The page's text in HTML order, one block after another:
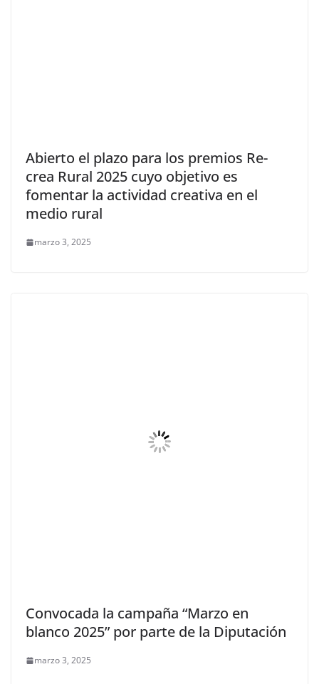
Abierto el plazo para los premios Re-
crea Rural 2025 cuyo objetivo es
fomentar la actividad creativa en el
medio rural
marzo 3, 2025
Convocada la campaña “Marzo en
blanco 2025” por parte de la Diputación
marzo 3, 2025